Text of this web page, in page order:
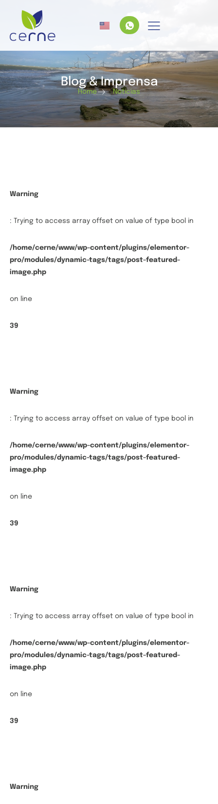
Blog & Imprensa
Home Notícias
Warning
: Trying to access array offset on value of type bool in
/home/cerne/www/wp-content/plugins/elementor-
pro/modules/dynamic-tags/tags/post-featured-
image.php
on line
39
Warning
: Trying to access array offset on value of type bool in
/home/cerne/www/wp-content/plugins/elementor-
pro/modules/dynamic-tags/tags/post-featured-
image.php
on line
39
Warning
: Trying to access array offset on value of type bool in
/home/cerne/www/wp-content/plugins/elementor-
pro/modules/dynamic-tags/tags/post-featured-
image.php
on line
39
Warning